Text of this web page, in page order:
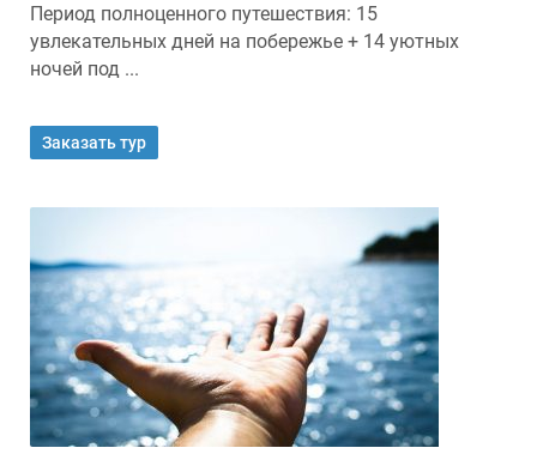
Период полноценного путешествия: 15
увлекательных дней на побережье + 14 уютных
ночей под ...
Заказать тур